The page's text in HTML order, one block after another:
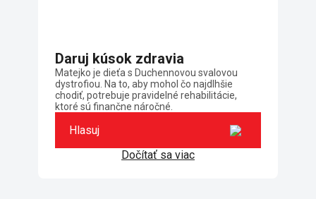
Daruj kúsok zdravia
Matejko je dieťa s Duchennovou svalovou
dystrofiou. Na to, aby mohol čo najdlhšie
chodiť, potrebuje pravidelné rehabilitácie,
ktoré sú finančne náročné.
Hlasuj
Dočítať sa viac